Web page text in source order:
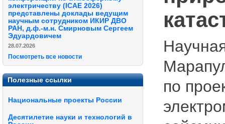
электричеству (ICAE 2026)
представлены доклады ведущим
научным сотрудником ИКИР ДВО
РАН, д.ф.-м.н. Смирновым Сергеем
Эдуардовичем
28.07.2026
Посмотреть все новости
Полезные ссылки
Национальные проекты России
Десятилетие науки и технологий в
по